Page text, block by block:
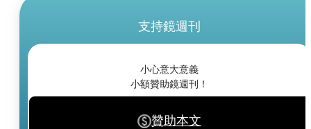
支持鏡週刊
小心意大意義
小額贊助鏡週刊！
贊助本文